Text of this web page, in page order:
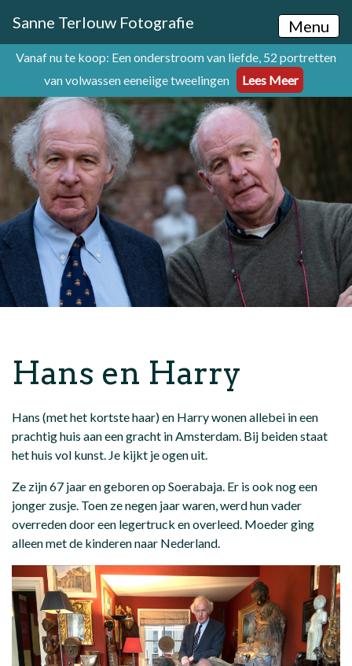
Sanne Terlouw Fotografie Menu
Vanaf nu te koop: Een onderstroom van liefde, 52 portretten
van volwassen eeneiige tweelingen
Lees Meer
Hans en Harry
Hans (met het kortste haar) en Harry wonen allebei in een
prachtig huis aan een gracht in Amsterdam. Bij beiden staat
het huis vol kunst. Je kijkt je ogen uit.
Ze zijn 67 jaar en geboren op Soerabaja. Er is ook nog een
jonger zusje. Toen ze negen jaar waren, werd hun vader
overreden door een legertruck en overleed. Moeder ging
alleen met de kinderen naar Nederland.